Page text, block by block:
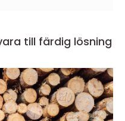
från råvara till färdig lösning